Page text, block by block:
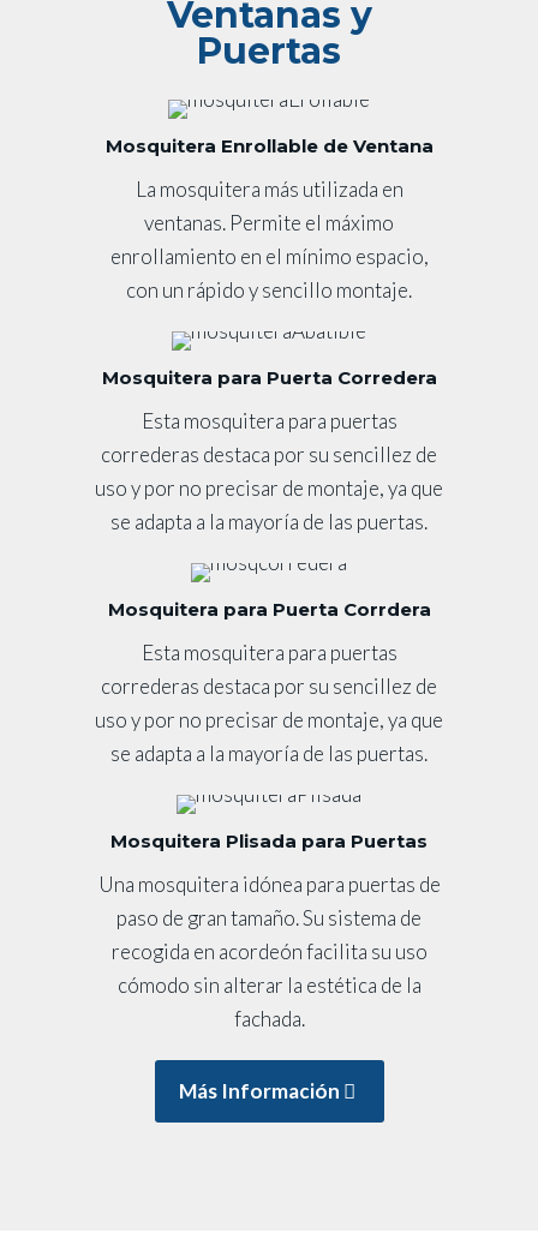
Ventanas y
Puertas
Mosquitera Enrollable de Ventana
La mosquitera más utilizada en
ventanas. Permite el máximo
enrollamiento en el mínimo espacio,
con un rápido y sencillo montaje.
Mosquitera para Puerta Corredera
Esta mosquitera para puertas
correderas destaca por su sencillez de
uso y por no precisar de montaje, ya que
se adapta a la mayoría de las puertas.
Mosquitera para Puerta Corrdera
Esta mosquitera para puertas
correderas destaca por su sencillez de
uso y por no precisar de montaje, ya que
se adapta a la mayoría de las puertas.
Mosquitera Plisada para Puertas
Una mosquitera idónea para puertas de
paso de gran tamaño. Su sistema de
recogida en acordeón facilita su uso
cómodo sin alterar la estética de la
fachada.
Más Información